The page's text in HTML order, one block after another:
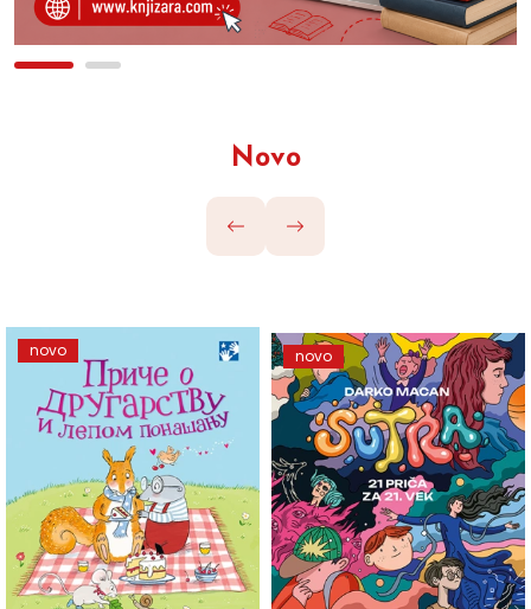
Novo
novo novo